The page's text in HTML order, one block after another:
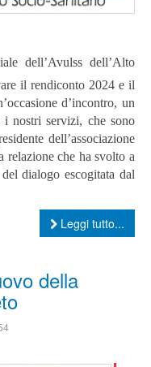
dell’Avulss dell’Alto
il rendiconto 2024 e il
d’incontro, un
i nostri servizi, che sono
dell’associazione
relazione che ha svolto a
dialogo escogitata dal
Leggi tutto...
della